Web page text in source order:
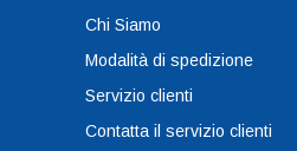
Chi Siamo
Modalità di spedizione
Servizio clienti
Contatta il servizio clienti